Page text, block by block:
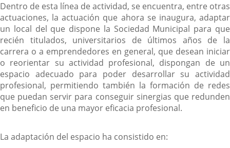
Dentro de esta línea de actividad, se encuentra, entre otras
actuaciones, la actuación que ahora se inaugura, adaptar
un local del que dispone la Sociedad Municipal para que
recién titulados, universitarios de últimos años de la
carrera o a emprendedores en general, que desean iniciar
o reorientar su actividad profesional, dispongan de un
espacio adecuado para poder desarrollar su actividad
profesional, permitiendo también la formación de redes
que puedan servir para conseguir sinergias que redunden
en beneficio de una mayor eficacia profesional.
La adaptación del espacio ha consistido en: